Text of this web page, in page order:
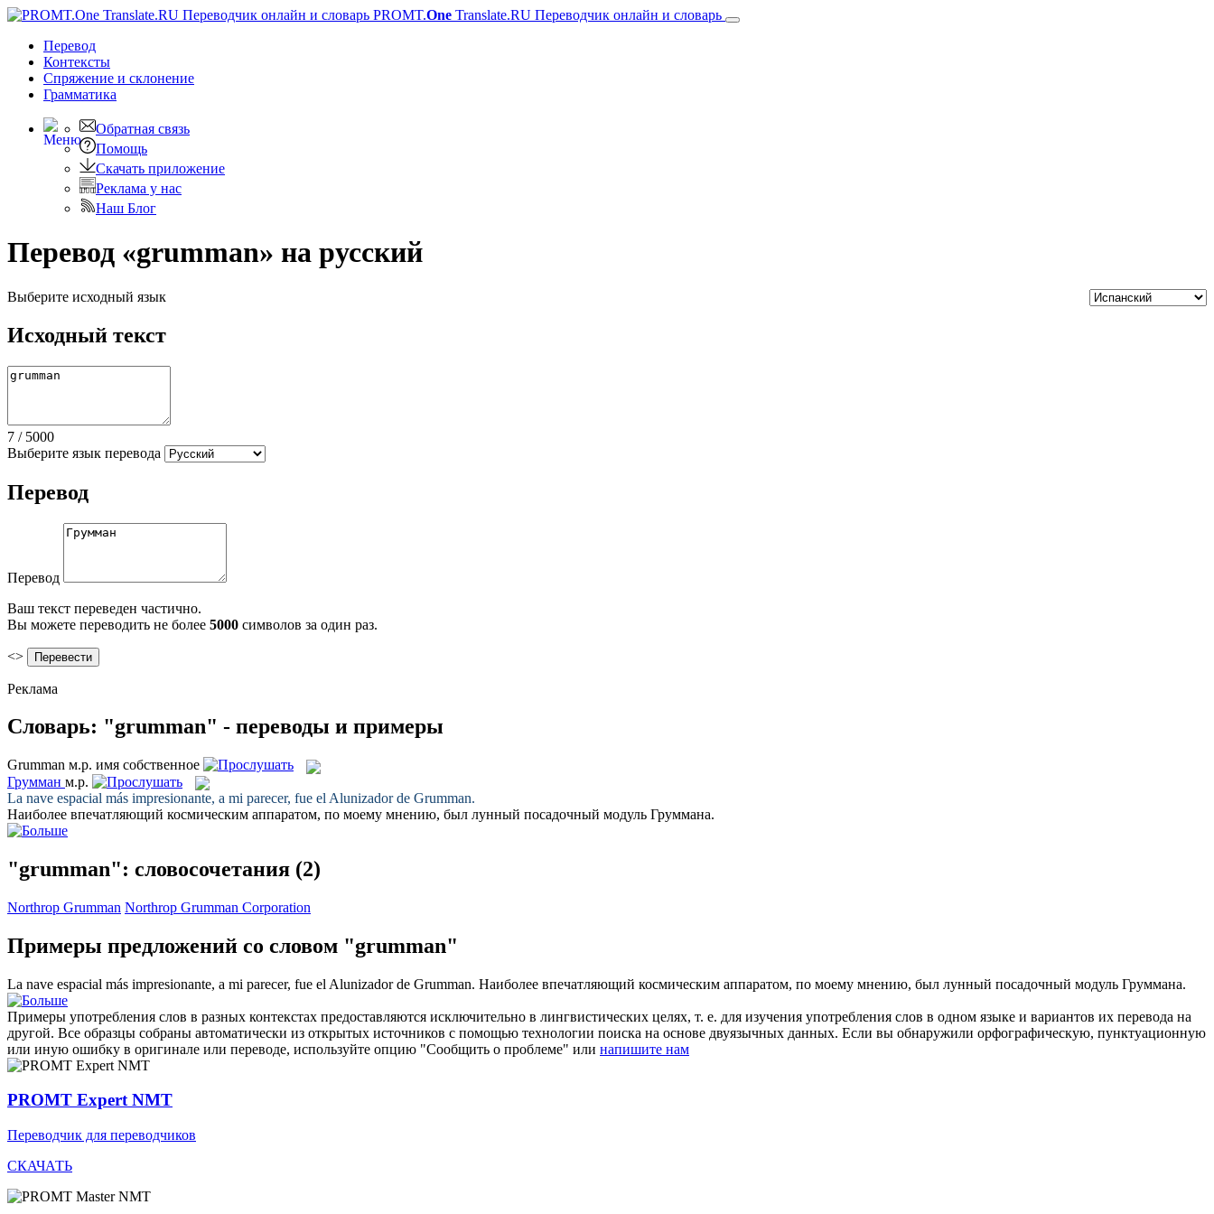
PROMT.One Translate.RU Переводчик онлайн и словарь
Перевод
Контексты
Спряжение и склонение
Грамматика
Обратная связь
Помощь
Скачать приложение
Реклама у нас
Наш Блог
Перевод «grumman» на русский
Выберите исходный язык
Исходный текст
7 / 5000
Выберите язык перевода
Перевод
Перевод
Ваш текст переведен частично.
Вы можете переводить не более 5000 символов за один раз.
<>
Реклама
Словарь: "grumman" - переводы и примеры
Grumman м.р. имя собственное
Грумман м.р.
La nave espacial más impresionante, a mi parecer, fue el Alunizador de Grumman.
Наиболее впечатляющий космическим аппаратом, по моему мнению, был лунный посадочный модуль Груммана.
"grumman": словосочетания (2)
Northrop Grumman Northrop Grumman Corporation
Примеры предложений со словом "grumman"
La nave espacial más impresionante, a mi parecer, fue el Alunizador de Grumman. Наиболее впечатляющий космическим аппаратом, по моему мнению, был лунный посадочный модуль Груммана.
Примеры употребления слов в разных контекстах предоставляются исключительно в лингвистических целях, т. е. для изучения употребления слов в одном языке и вариантов их перевода на
другой. Все образцы собраны автоматически из открытых источников с помощью технологии поиска на основе двуязычных данных. Если вы обнаружили орфографическую, пунктуационную
или иную ошибку в оригинале или переводе, используйте опцию "Сообщить о проблеме" или напишите нам
PROMT Expert NMT
Переводчик для переводчиков
СКАЧАТЬ